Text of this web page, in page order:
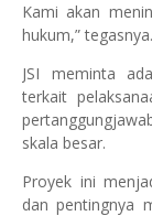
Kami akan
hukum,” tegasnya.
JSI meminta
terkait
skala besar.
Proyek ini
dan pentingnya